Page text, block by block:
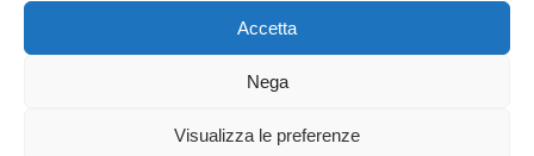
Accetta
Nega
Visualizza le preferenze
VENICE MARATHON
XAVIER CHEVRIER
YEMAN CRIPPA
Chi siamo | Termini d'uso | Privacy |